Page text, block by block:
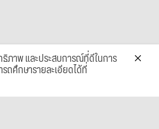
ภาพ และประสบการณ์ที่ดีในการ
ถศึกษารายละเอียดได้ที่